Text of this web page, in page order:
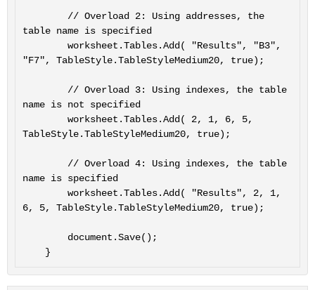
table name is specified
"F7", TableStyle.TableStyleMedium20, true);
name is not specified
TableStyle.TableStyleMedium20, true);
name is specified
6, 5, TableStyle.TableStyleMedium20, true);